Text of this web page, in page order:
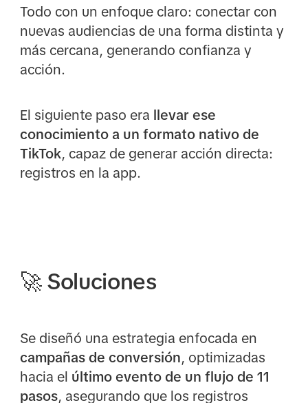
Todo con un enfoque claro: conectar con
nuevas audiencias de una forma distinta y
más cercana, generando confianza y
acción.
El siguiente paso era
llevar ese
conocimiento a un formato nativo de
TikTok, capaz de generar acción directa:
registros en la app.
🚀 Soluciones
Se diseñó una estrategia enfocada en
campañas de conversión, optimizadas
hacia el último evento de un flujo de 11
pasos, asegurando que los registros